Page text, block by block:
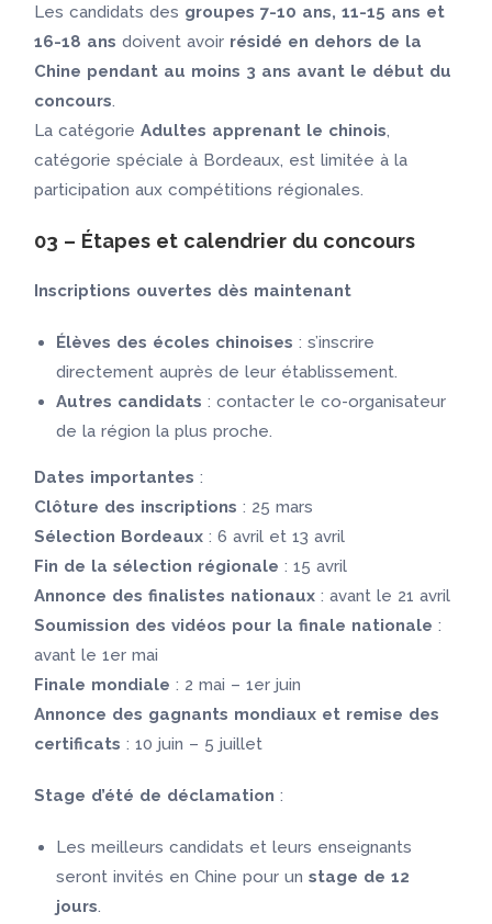
Les candidats des groupes 7-10 ans, 11-15 ans et
16-18 ans doivent avoir résidé en dehors de la
Chine pendant au moins 3 ans avant le début du
concours.
La catégorieAdultes apprenant le chinois,
catégorie spéciale à Bordeaux, est limitée à la
participation aux compétitions régionales.
03 – Étapes et calendrier du concours
Inscriptions ouvertes dès maintenant
Élèves des écoles chinoises : s’inscrire
directement auprès de leur établissement.
Autres candidats : contacter le co-organisateur
de la région la plus proche.
Dates importantes :
Clôture des inscriptions : 25 mars
Sélection Bordeaux : 6 avril et 13 avril
Fin de la sélection régionale : 15 avril
Annonce des finalistes nationaux : avant le 21 avril
Soumission des vidéos pour la finale nationale :
avant le 1er mai
Finale mondiale : 2 mai – 1er juin
Annonce des gagnants mondiaux et remise des
certificats : 10 juin – 5 juillet
Stage d’été de déclamation :
Les meilleurs candidats et leurs enseignants
seront invités en Chine pour unstage de 12
jours.